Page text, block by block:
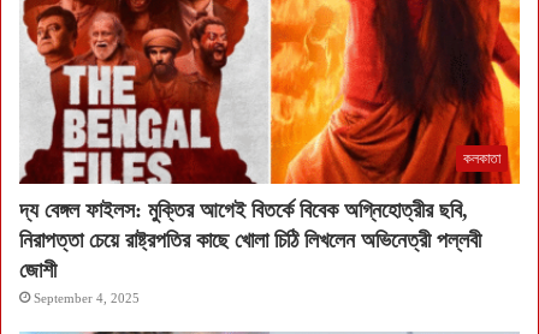
কলকাতা
দ্য বেঙ্গল ফাইলস: মুক্তির আগেই বিতর্কে বিবেক অগ্নিহোত্রীর ছবি,
নিরাপত্তা চেয়ে রাষ্ট্রপতির কাছে খোলা চিঠি লিখলেন অভিনেত্রী পল্লবী
জোশী
September 4, 2025